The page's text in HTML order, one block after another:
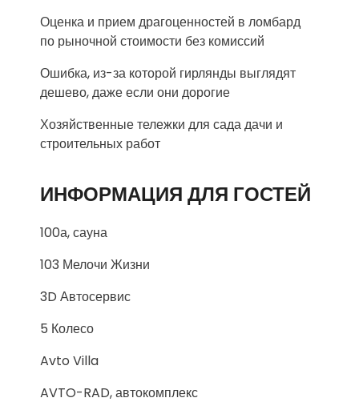
Оценка и прием драгоценностей в ломбард
по рыночной стоимости без комиссий
Ошибка, из-за которой гирлянды выглядят
дешево, даже если они дорогие
Хозяйственные тележки для сада дачи и
строительных работ
ИНФОРМАЦИЯ ДЛЯ ГОСТЕЙ
100а, сауна
103 Мелочи Жизни
3D Автосервис
5 Колесо
Avto Villa
AVTO-RAD, автокомплекс